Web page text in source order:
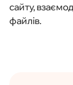
сайту,
файлів.